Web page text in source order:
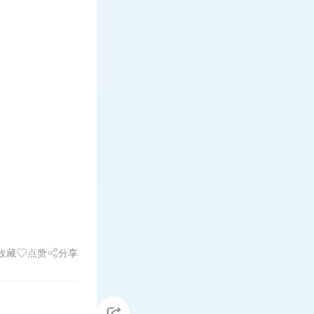
藏 点赞 分享